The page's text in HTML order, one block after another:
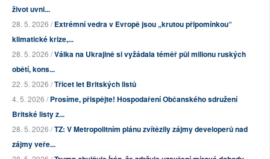
život uvni...
28. 5. 2026 /Extrémní vedra v Evropě jsou „krutou připomínkou“
klimatické krize,...
28. 5. 2026 /Válka na Ukrajině si vyžádala téměř půl milionu ruských
obětí, kons...
22. 5. 2026 /Třicet let Britských listů
4. 5. 2026 /Prosíme, přispějte! Hospodaření Občanského sdružení
Britské listy z...
28. 5. 2026 /TZ: V Metropolitním plánu zvítězily zájmy developerů nad
zájmy veře...